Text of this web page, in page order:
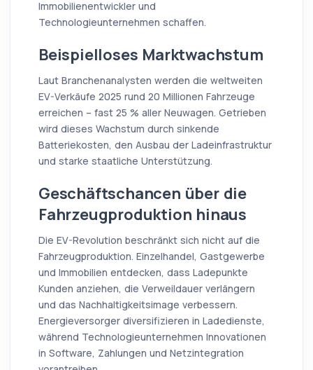
Immobilienentwickler und
Technologieunternehmen schaffen.
Beispielloses Marktwachstum
Laut Branchenanalysten werden die weltweiten
EV-Verkäufe 2025 rund 20 Millionen Fahrzeuge
erreichen – fast 25 % aller Neuwagen. Getrieben
wird dieses Wachstum durch sinkende
Batteriekosten, den Ausbau der Ladeinfrastruktur
und starke staatliche Unterstützung.
Geschäftschancen über die
Fahrzeugproduktion hinaus
Die EV-Revolution beschränkt sich nicht auf die
Fahrzeugproduktion. Einzelhandel, Gastgewerbe
und Immobilien entdecken, dass Ladepunkte
Kunden anziehen, die Verweildauer verlängern
und das Nachhaltigkeitsimage verbessern.
Energieversorger diversifizieren in Ladedienste,
während Technologieunternehmen Innovationen
in Software, Zahlungen und Netzintegration